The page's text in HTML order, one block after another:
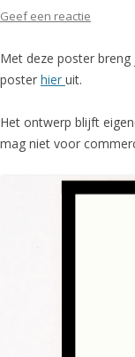
Geef een reactie
Met deze poster
poster hier uit.
Het ontwerp blijft
mag niet voor